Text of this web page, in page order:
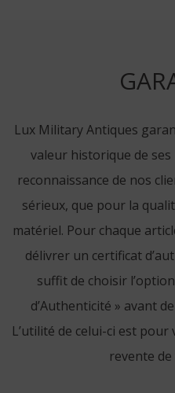
Lux Military Antiques
valeur historique de ses
reconnaissance de nos
sérieux, que pour la
matériel. Pour chaque
délivrer un certificat
suffit de choisir
d’Authenticité » avant
L’utilité de celui-ci est
revente